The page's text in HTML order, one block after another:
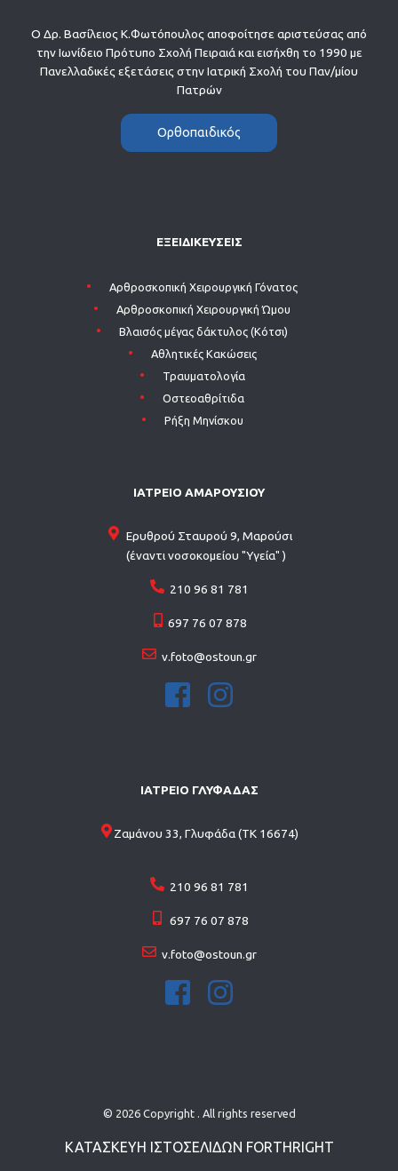
Ο Δρ. Βασίλειος Κ.Φωτόπουλος αποφοίτησε αριστεύσας από
την Ιωνίδειο Πρότυπο Σχολή Πειραιά και εισήχθη το 1990 με
Πανελλαδικές εξετάσεις στην Ιατρική Σχολή του Παν/μίου
Πατρών
Ορθοπαιδικός
ΕΞΕΙΔΙΚΕΥΣΕΙΣ
Aρθροσκοπική Χειρουργική Γόνατος
Aρθροσκοπική Χειρουργική Ώμου
Βλαισός μέγας δάκτυλος (Κότσι)
Αθλητικές Κακώσεις
Τραυματολογία
Οστεοαθρίτιδα
Ρήξη Μηνίσκου
ΙΑΤΡΕΙΟ ΑΜΑΡΟΥΣΙΟΥ
Ερυθρού Σταυρού 9, Μαρούσι
(έναντι νοσοκομείου "Υγεία" )
210 96 81 781
697 76 07 878
v.foto@ostoun.gr
ΙΑΤΡΕΙΟ ΓΛΥΦΑΔΑΣ
Ζαμάνου 33, Γλυφάδα (ΤΚ 16674)
210 96 81 781
697 76 07 878
v.foto@ostoun.gr
© 2026 Copyright . All rights reserved
ΚΑΤΑΣΚΕΥΗ ΙΣΤΟΣΕΛΙΔΩN FORTHRIGHT